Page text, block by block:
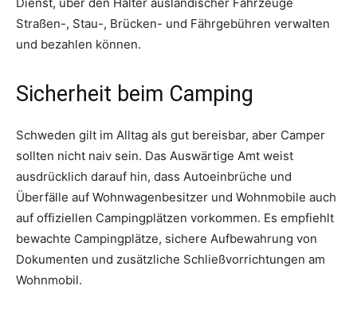
Dienst, über den Halter ausländischer Fahrzeuge
Straßen-, Stau-, Brücken- und Fährgebühren verwalten
und bezahlen können.
Sicherheit beim Camping
Schweden gilt im Alltag als gut bereisbar, aber Camper
sollten nicht naiv sein. Das Auswärtige Amt weist
ausdrücklich darauf hin, dass Autoeinbrüche und
Überfälle auf Wohnwagenbesitzer und Wohnmobile auch
auf offiziellen Campingplätzen vorkommen. Es empfiehlt
bewachte Campingplätze, sichere Aufbewahrung von
Dokumenten und zusätzliche Schließvorrichtungen am
Wohnmobil.